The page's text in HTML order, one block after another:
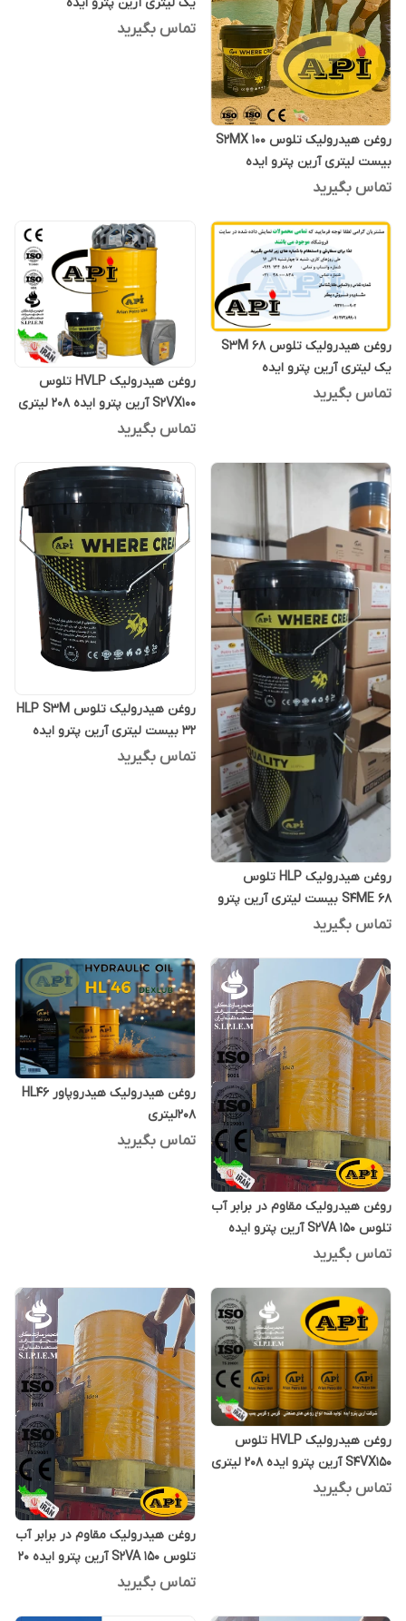
روغن هیدرولیک تلوس S2MX 100
بیست لیتری آرین پترو ایده
تماس بگیرید
یک لیتری آرین پترو ایده
تماس بگیرید
روغن هیدرولیک تلوس S3M 68
یک لیتری آرین پترو ایده
تماس بگیرید
روغن هیدرولیک HVLP تلوس
S2VX100 آرین پترو ایده 208 لیتری
تماس بگیرید
روغن هیدرولیک HLP تلوس
S4ME 68 بیست لیتری آرین پترو
ایده
تماس بگیرید
روغن هیدرولیک تلوس HLP S3M
32 بیست لیتری آرین پترو ایده
تماس بگیرید
روغن هیدرولیک مقاوم در برابر آب
تلوس S2VA 150 آرین پترو ایده
بشکه 208 لیتری
تماس بگیرید
روغن هیدرولیک هیدروپاور HL46
208لیتری
تماس بگیرید
روغن هیدرولیک HVLP تلوس
S4VX150 آرین پترو ایده 208 لیتری
تماس بگیرید
روغن هیدرولیک مقاوم در برابر آب
تلوس S2VA 150 آرین پترو ایده 20
لیتری
تماس بگیرید